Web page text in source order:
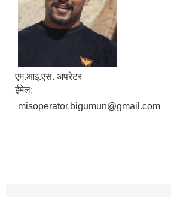
एम.आइ.एस. अपरेटर
ईमेल:
misoperator.bigumun@gmail.com